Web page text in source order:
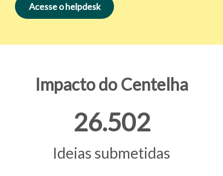
Acesse o helpdesk
Impacto do Centelha
26.502
Ideias submetidas